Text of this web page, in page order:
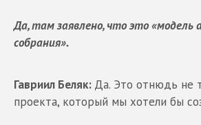
Да, там заявлено, что это «модель
собрания».
Гавриил Беляк: Да. Это отнюдь не
проекта, который мы хотели бы